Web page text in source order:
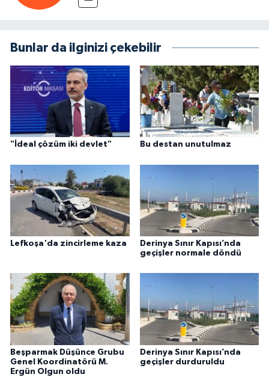
Bunlar da ilginizi çekebilir
"İdeal çözüm iki devlet" Bu destan unutulmaz
Lefkoşa'da zincirleme kaza
Derinya Sınır Kapısı’nda
geçişler normale döndü
Beşparmak Düşünce Grubu
Genel Koordinatörü M.
Ergün Olgun oldu
Derinya Sınır Kapısı’nda
geçişler durduruldu